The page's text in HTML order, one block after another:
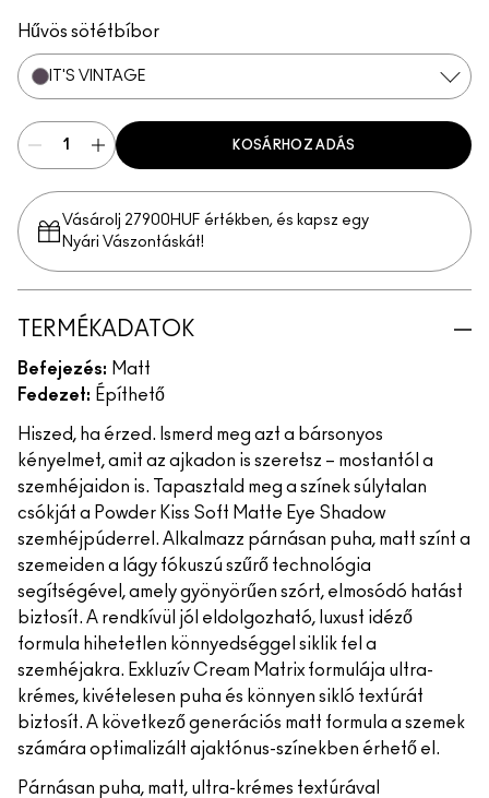
Hűvös sötétbíbor
IT'S VINTAGE
KOSÁRHOZ ADÁS
Vásárolj 27900HUF értékben, és kapsz egy
Nyári Vászontáskát!
TERMÉKADATOK
Befejezés: Matt
Fedezet: Építhető
Hiszed, ha érzed. Ismerd meg azt a bársonyos
kényelmet, amit az ajkadon is szeretsz – mostantól a
szemhéjaidon is. Tapasztald meg a színek súlytalan
csókját a Powder Kiss Soft Matte Eye Shadow
szemhéjpúderrel. Alkalmazz párnásan puha, matt színt a
szemeiden a lágy fókuszú szűrő technológia
segítségével, amely gyönyörűen szórt, elmosódó hatást
biztosít. A rendkívül jól eldolgozható, luxust idéző
formula hihetetlen könnyedséggel siklik fel a
szemhéjakra. Exkluzív Cream Matrix formulája ultra-
krémes, kivételesen puha és könnyen sikló textúrát
biztosít. A következő generációs matt formula a szemek
számára optimalizált ajaktónus-színekben érhető el.
Párnásan puha, matt, ultra-krémes textúrával